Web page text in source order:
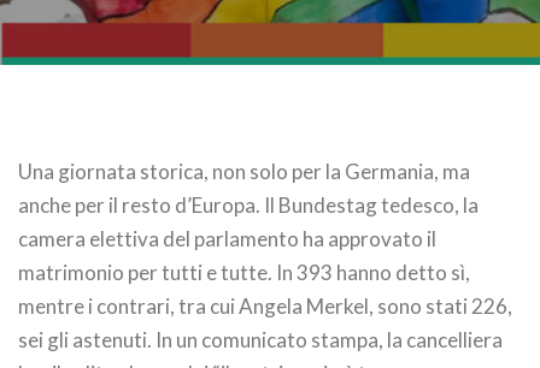
Una giornata storica, non solo per la Germania, ma
anche per il resto d’Europa. Il Bundestag tedesco, la
camera elettiva del parlamento ha approvato il
matrimonio per tutti e tutte. In 393 hanno detto sì,
mentre i contrari, tra cui Angela Merkel, sono stati 226,
sei gli astenuti. In un comunicato stampa, la cancelliera